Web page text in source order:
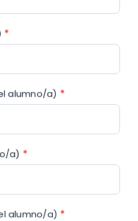
*
alumno/a) *
a) *
alumno/a) *